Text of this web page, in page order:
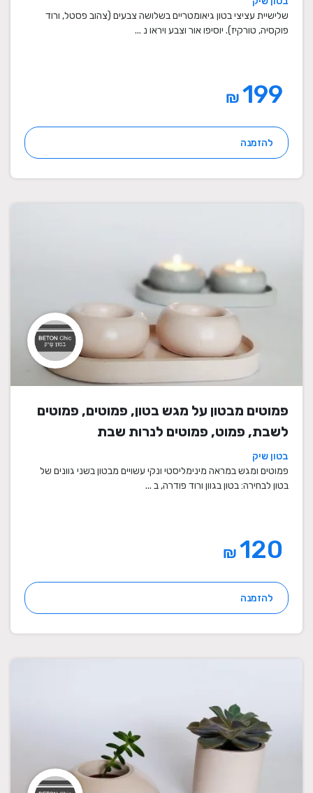
מתנות סוף שנה למורים
שלישיית עציצי בטון גיאומטריים בשלושה צבעים (צהוב פסטל, ורוד
פוקסיה, טורקיז). יוסיפו אור וצבע ויראו נ ...
₪
להזמנה
פמוטים מבטון על מגש בטון, פמוטים, פמוטים
לשבת, פמוט, פמוטים לנרות שבת
בטון שיק
פמוטים ומגש במראה מינימליסטי ונקי עשויים מבטון בשני גוונים של
בטון לבחירה: בטון בגוון ורוד פודרה, ב ...
₪
להזמנה